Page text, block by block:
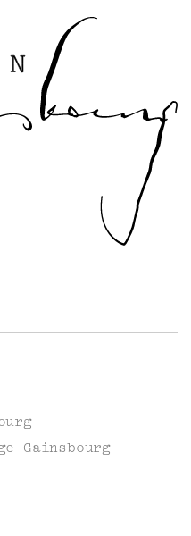
de livraison
à 15
Gainsbourg